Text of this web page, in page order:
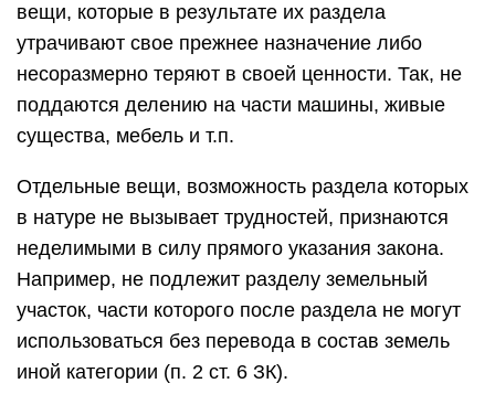
вещи, которые в результате их раздела
утрачивают свое прежнее назначение либо
несоразмерно теряют в своей ценности. Так, не
поддаются делению на части машины, живые
существа, мебель и т.п.
Отдельные вещи, возможность раздела которых
в натуре не вызывает трудностей, признаются
неделимыми в силу прямого указания закона.
Например, не подлежит разделу земельный
участок, части которого после раздела не могут
использоваться без перевода в состав земель
иной категории (п. 2 ст. 6 ЗК).